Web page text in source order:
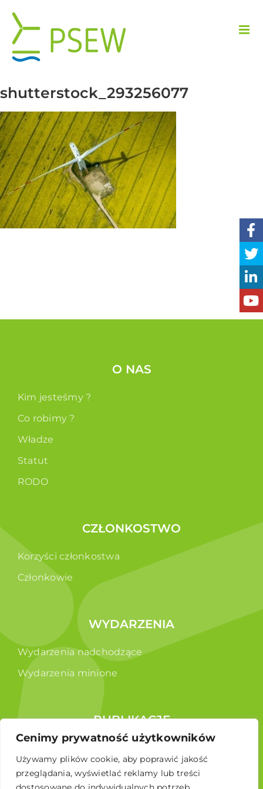
Cenimy prywatność użytkowników
Używamy plików cookie, aby poprawić jakość
przeglądania, wyświetlać reklamy lub treści
zawartości
shutterstock_293256077
O NAS
Kim jesteśmy ?
Co robimy ?
Władze
Statut
RODO
CZŁONKOSTWO
Korzyści członkostwa
Członkowie
WYDARZENIA
Wydarzenia nadchodzące
Wydarzenia minione
PUBLIKACJE
Raporty
Broszura edukacyjna